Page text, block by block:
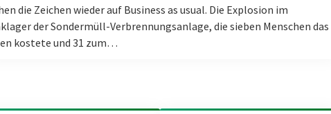
die Zeichen wieder auf Business as usual. Die Explosion im
der Sondermüll-Verbrennungsanlage, die sieben Menschen das
kostete und 31 zum…